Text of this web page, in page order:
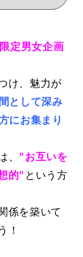
定男女企画
け、魅力が
として深み
にお集まり
、 ”お互いを
的” という方
係を築いて
！